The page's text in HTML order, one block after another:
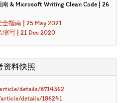
& Microsoft Writing Clean Code | 26
指南 | 25 May 2021
写 | 21 Dec 2020
资料快照
details/8714362
details/186241